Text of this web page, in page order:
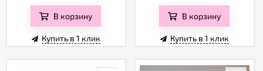
В корзину
Купить в 1 клик
В корзину
Купить в 1 клик